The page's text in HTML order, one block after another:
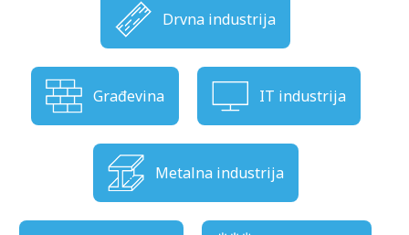
Drvna industrija
Građevina IT industrija
Metalna industrija